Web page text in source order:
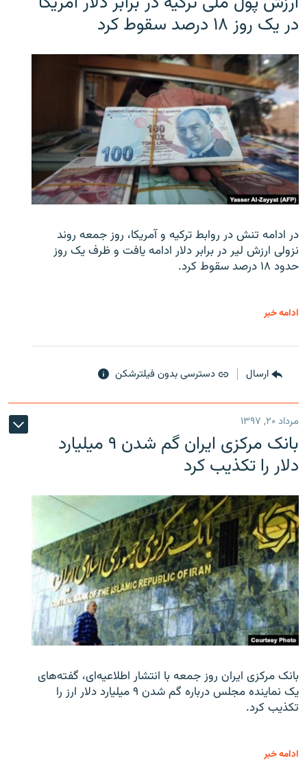
در یک روز ۱۸ درصد سقوط کرد
در ادامه تنش در روابط ترکیه و آمریکا، روز جمعه روند
نزولی ارزش لیر در برابر دلار ادامه یافت و ظرف یک روز
حدود ۱۸ درصد سقوط کرد.
ادامه خبر
ارسال دسترسی بدون فیلترشکن
مرداد ۲۰, ۱۳۹۷
بانک مرکزی ایران گم شدن ۹ میلیارد
دلار را تکذیب کرد
بانک مرکزی ایران روز جمعه با انتشار اطلاعیه‌ای، گفته‌های
یک نماینده مجلس درباره گم شدن ۹ میلیارد دلار ارز را
تکذیب کرد.
ادامه خبر